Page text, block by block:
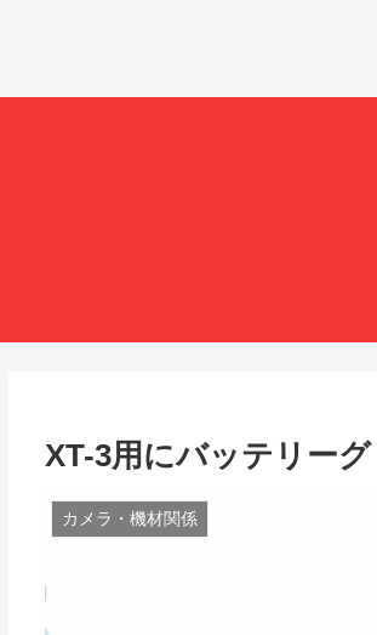
XT-3用にバッテリー
カメラ・機材関係